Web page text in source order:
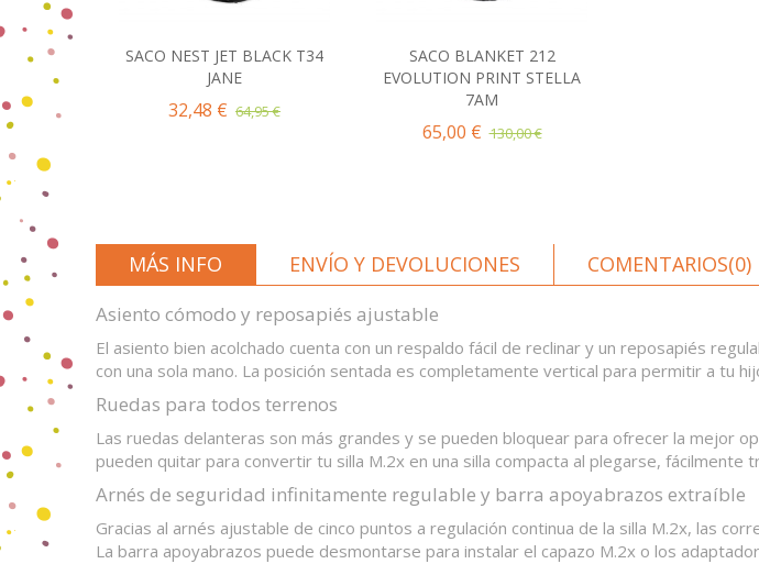
Añadir al Carrito
SACO NEST JET BLACK T34
JANE
32,48 € 64,95 €
Añadir al Carrito
SACO BLANKET 212
EVOLUTION PRINT STELLA
7AM
65,00 € 130,00 €
MÁS INFO ENVÍO Y DEVOLUCIONES COMENTARIOS(0)
Asiento cómodo y reposapiés ajustable
El asiento bien acolchado cuenta con un respaldo fácil de reclinar y un reposapiés
con una sola mano. La posición sentada es completamente vertical para permitir a tu
Ruedas para todos terrenos
Las ruedas delanteras son más grandes y se pueden bloquear para ofrecer la mejor
pueden quitar para convertir tu silla M.2x en una silla compacta al plegarse, fácilmente
Arnés de seguridad infinitamente regulable y barra apoyabrazos extraíble
Gracias al arnés ajustable de cinco puntos a regulación continua de la silla M.2x, las
La barra apoyabrazos puede desmontarse para instalar el capazo M.2x o los